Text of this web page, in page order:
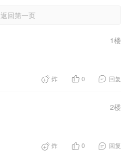
返回第一页
1楼
炸 0 回复
2楼
炸 0 回复